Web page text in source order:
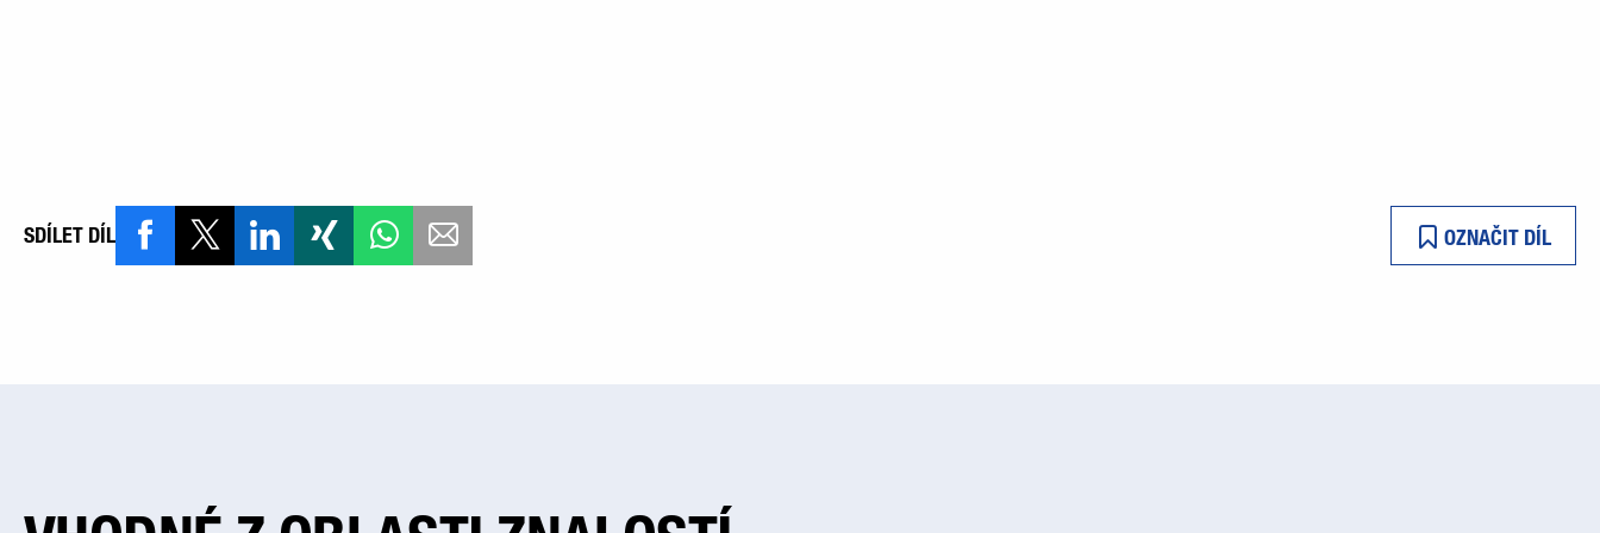
SDÍLET DÍL OZNAČIT DÍL